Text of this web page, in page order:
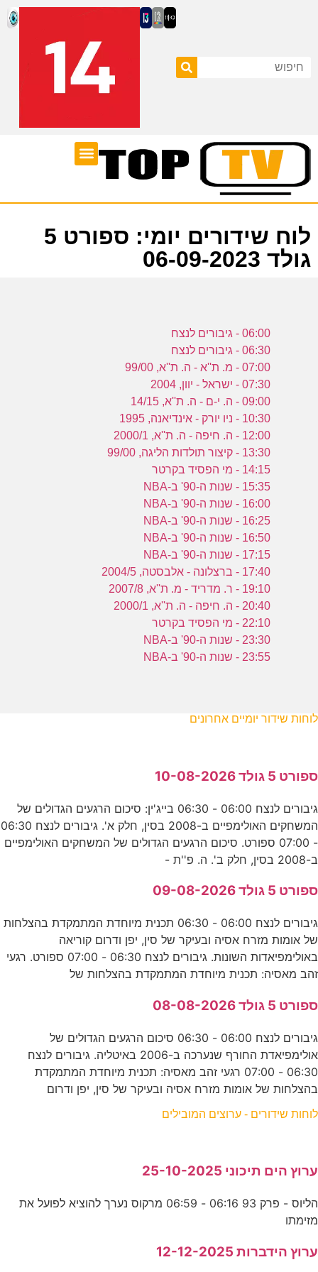
לוח שידורים יומי: ספורט 5
גולד 06-09-2023
06:00 - גיבורים לנצח
06:30 - גיבורים לנצח
07:00 - מ. ת''א - ה. ת''א, 99/00
07:30 - ישראל - יוון, 2004
09:00 - ה. י-ם - ה. ת''א, 14/15
10:30 - ניו יורק - אינדיאנה, 1995
12:00 - ה. חיפה - ה. ת''א, 2000/1
13:30 - קיצור תולדות הליגה, 99/00
14:15 - מי הפסיד בקרטר
15:35 - שנות ה-90' ב-NBA
16:00 - שנות ה-90' ב-NBA
16:25 - שנות ה-90' ב-NBA
16:50 - שנות ה-90' ב-NBA
17:15 - שנות ה-90' ב-NBA
17:40 - ברצלונה - אלבסטה, 2004/5
19:10 - ר. מדריד - מ. ת''א, 2007/8
20:40 - ה. חיפה - ה. ת''א, 2000/1
22:10 - מי הפסיד בקרטר
23:30 - שנות ה-90' ב-NBA
23:55 - שנות ה-90' ב-NBA
לוחות שידור יומיים אחרונים
ספורט 5 גולד 10-08-2026
גיבורים לנצח 06:00 - 06:30 בייג'ין: סיכום הרגעים הגדולים של
המשחקים האולימפיים ב-2008 בסין, חלק א'. גיבורים לנצח 06:30
- 07:00 ספורט. סיכום הרגעים הגדולים של המשחקים האולימפיים
ב-2008 בסין, חלק ב'. ה. פ''ת -
ספורט 5 גולד 09-08-2026
גיבורים לנצח 06:00 - 06:30 תכנית מיוחדת המתמקדת בהצלחות
של אומות מזרח אסיה ובעיקר של סין, יפן ודרום קוריאה
באולימפיאדות השונות. גיבורים לנצח 06:30 - 07:00 ספורט. רגעי
זהב מאסיה: תכנית מיוחדת המתמקדת בהצלחות של
ספורט 5 גולד 08-08-2026
גיבורים לנצח 06:00 - 06:30 סיכום הרגעים הגדולים של
אולימפיאדת החורף שנערכה ב-2006 באיטליה. גיבורים לנצח
06:30 - 07:00 רגעי זהב מאסיה: תכנית מיוחדת המתמקדת
בהצלחות של אומות מזרח אסיה ובעיקר של סין, יפן ודרום
לוחות שידורים - ערוצים המובילים
ערוץ הים תיכוני 25-10-2025
הליוס - פרק 93 06:16 - 06:59 מרקוס נערך להוציא לפועל את
מזימתו
ערוץ הידברות 12-12-2025